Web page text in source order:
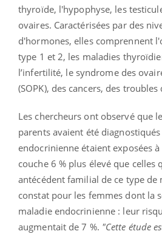
thyroïde, l'hypophyse, les
ovaires. Caractérisées par des
d'hormones, elles comprennent
type 1 et 2, les maladies
l’infertilité, le syndrome des
(SOPK), des cancers, des troubles
Les chercheurs ont observé que
parents avaient été
endocrinienne étaient exposées
couche 6 % plus élevé que celles
antécédent familial de ce type de
constat pour les femmes dont la
maladie endocrinienne : leur
augmentait de 7 %. "Cette étude